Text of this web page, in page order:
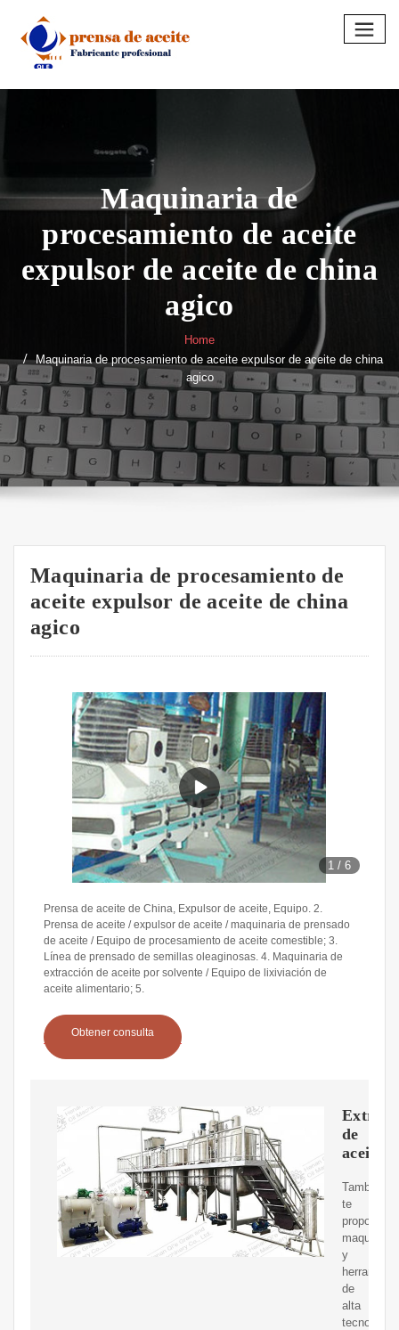
content
Maquinaria de
procesamiento de aceite
expulsor de aceite de china
agico
Home
Maquinaria de procesamiento de aceite expulsor de aceite de china
agico
Maquinaria de procesamiento de
aceite expulsor de aceite de china
agico
1 /6
Prensa de aceite de China, Expulsor de aceite, Equipo. 2.
Prensa de aceite / expulsor de aceite / maquinaria de prensado
de aceite / Equipo de procesamiento de aceite comestible; 3.
Línea de prensado de semillas oleaginosas. 4. Maquinaria de
extracción de aceite por solvente / Equipo de lixiviación de
aceite alimentario; 5.
Obtener consulta
de
aceite
También
te
y
de
alta
tecnología